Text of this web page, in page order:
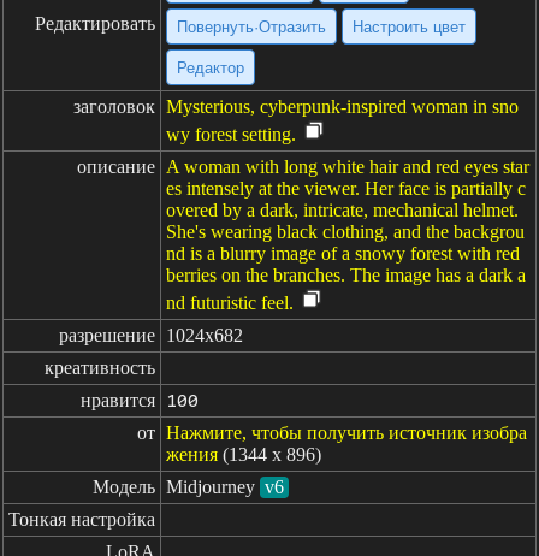
Редактировать Повернуть·Отразить Настроить цвет
Редактор
заголовок Mysterious, cyberpunk-inspired woman in sno
wy forest setting.
описание A woman with long white hair and red eyes star
es intensely at the viewer. Her face is partially c
overed by a dark, intricate, mechanical helmet.
She's wearing black clothing, and the backgrou
nd is a blurry image of a snowy forest with red
berries on the branches. The image has a dark a
nd futuristic feel.
разрешение 1024x682
креативность
нравится
100
от Нажмите, чтобы получить источник изобра
жения (1344 x 896)
Модель Midjourney v6
Тонкая настройка
LoRA